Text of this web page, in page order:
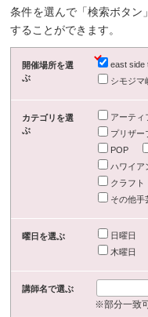
条件を選んで「検索ボタン
することができます。
開催場所を選
ぶ
east side
シモジマ
カテゴリを選
ぶ
アーティ
プリザー
POP
ハワイア
クラフト
その他手
曜日を選ぶ 日曜日
木曜日
講師名で選ぶ
※部分一致